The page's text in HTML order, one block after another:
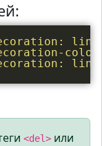
<del> или